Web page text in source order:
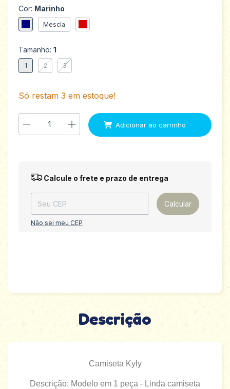
Cor: Marinho
Mescla
Tamanho: 1
1 2 3
Só restam 3 em estoque!
Entregas para o CEP: Alterar CEP
Calcule o frete e prazo de entrega
Calcular
Não sei meu CEP
Descrição
Camiseta Kyly
Descrição: Modelo em 1 peça - Linda camiseta